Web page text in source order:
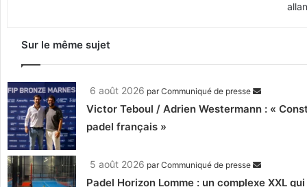
Sur le même sujet
6 août 2026 parCommuniqué de presse
Victor Teboul / Adrien Westermann : «
padel français »
5 août 2026 parCommuniqué de presse
Padel Horizon Lomme : un complexe XXL